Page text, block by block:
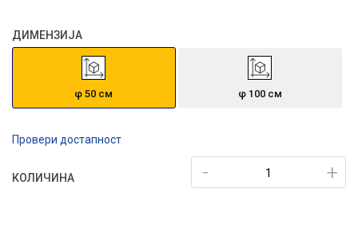
ДИМЕНЗИЈА
φ 50 см φ 100 см
Провери достапност
КОЛИЧИНА +
-